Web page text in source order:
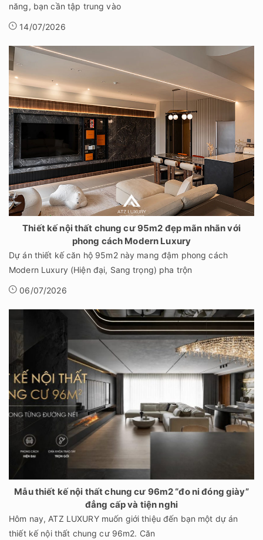
năng, bạn cần tập trung vào
14/07/2026
Thiết kế nội thất chung cư 95m2 đẹp mãn nhãn với
phong cách Modern Luxury
Dự án thiết kế căn hộ 95m2 này mang đậm phong cách
Modern Luxury (Hiện đại, Sang trọng) pha trộn
06/07/2026
Mẫu thiết kế nội thất chung cư 96m2 “đo ni đóng giày”
đẳng cấp và tiện nghi
Hôm nay, ATZ LUXURY muốn giới thiệu đến bạn một dự án
thiết kế nội thất chung cư 96m2. Căn